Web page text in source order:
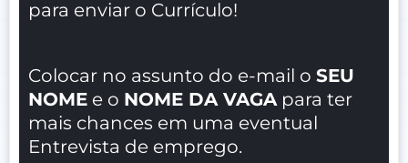
para enviar o Currículo!
Colocar no assunto do e-mail o SEU
NOME e o NOME DA VAGA para ter
mais chances em uma eventual
Entrevista de emprego.